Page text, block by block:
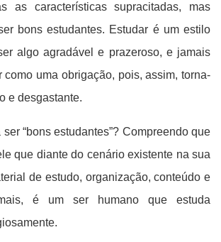
as características supracitadas, mas
bons estudantes. Estudar é um estilo
algo agradável e prazeroso, e jamais
como uma obrigação, pois, assim, torna-
e desgastante.
“bons estudantes”? Compreendo que
que diante do cenário existente na sua
de estudo, organização, conteúdo e
é um ser humano que estuda